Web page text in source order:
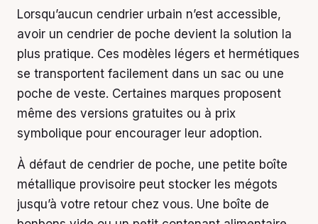
Lorsqu’aucun cendrier urbain n’est accessible,
avoir un cendrier de poche devient la solution la
plus pratique. Ces modèles légers et hermétiques
se transportent facilement dans un sac ou une
poche de veste. Certaines marques proposent
même des versions gratuites ou à prix
symbolique pour encourager leur adoption.
À défaut de cendrier de poche, une petite boîte
métallique provisoire peut stocker les mégots
jusqu’à votre retour chez vous. Une boîte de